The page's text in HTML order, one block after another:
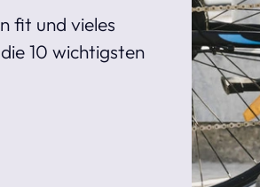
fit und vieles
10 wichtigsten